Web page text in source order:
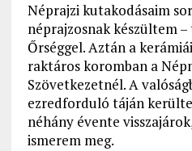
Néprajzi kutakodásaim
néprajzosnak készültem
Őrséggel. Aztán a
raktáros koromban a
Szövetkezetnél. A
ezredforduló táján
néhány évente
ismerem meg.